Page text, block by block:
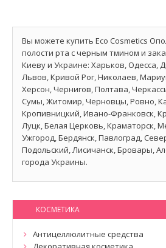
Вы можете купить Eco Cosmetics
полости рта с черным тмином и
Киеву и Украине: Харьков, Одесса,
Львов, Кривой Рог, Николаев,
Херсон, Чернигов, Полтава,
Сумы, Житомир, Черновцы, Ровно,
Кропивницкий, Ивано-Франковск,
Луцк, Белая Церковь, Краматорск,
Ужгород, Бердянск, Павлоград,
Подольский, Лисичанск, Бровары,
города Украины.
КОСМЕТИКА
Антицеллюлитные средства